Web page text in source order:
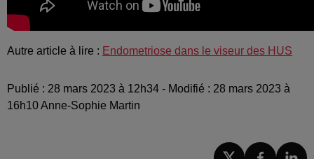
Autre article à lire : Endometriose dans le viseur des HUS
Publié : 28 mars 2023 à 12h34 - Modifié : 28 mars 2023 à
16h10 Anne-Sophie Martin